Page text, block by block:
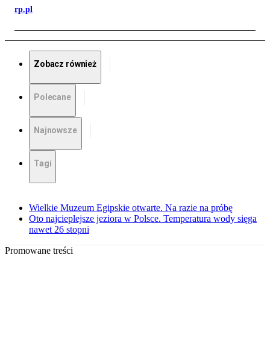
rp.pl
Zobacz również
Polecane
Najnowsze
Tagi
Wielkie Muzeum Egipskie otwarte. Na razie na próbę
Oto najcieplejsze jeziora w Polsce. Temperatura wody sięga
nawet 26 stopni
Promowane treści